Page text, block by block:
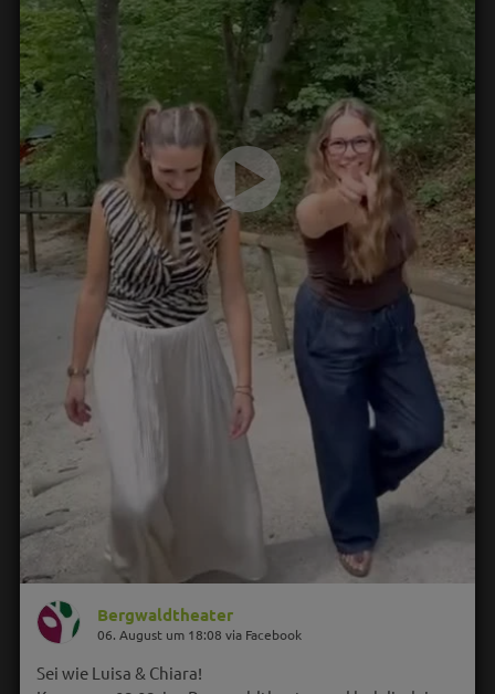
Bergwaldtheater
06. August um 18:08 via Facebook
Sei wie Luisa & Chiara!